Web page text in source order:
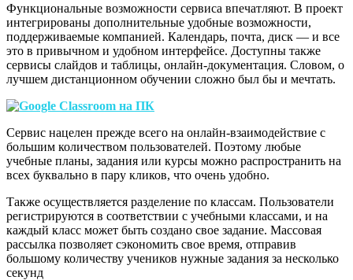
Функциональные возможности сервиса впечатляют. В проект
интегрированы дополнительные удобные возможности,
поддерживаемые компанией. Календарь, почта, диск — и все
это в привычном и удобном интерфейсе. Доступны также
сервисы слайдов и таблицы, онлайн-документация. Словом, о
лучшем дистанционном обучении сложно был бы и мечтать.
Сервис нацелен прежде всего на онлайн-взаимодействие с
большим количеством пользователей. Поэтому любые
учебные планы, задания или курсы можно распространить на
всех буквально в пару кликов, что очень удобно.
Также осуществляется разделение по классам. Пользователи
регистрируются в соответствии с учебными классами, и на
каждый класс может быть создано свое задание. Массовая
рассылка позволяет сэкономить свое время, отправив
большому количеству учеников нужные задания за несколько
секунд